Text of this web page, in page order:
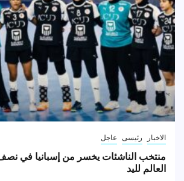
الاخبار رئيسى عاجل
منتخب الناشئات يخسر من إسبانيا في
العالم لليد